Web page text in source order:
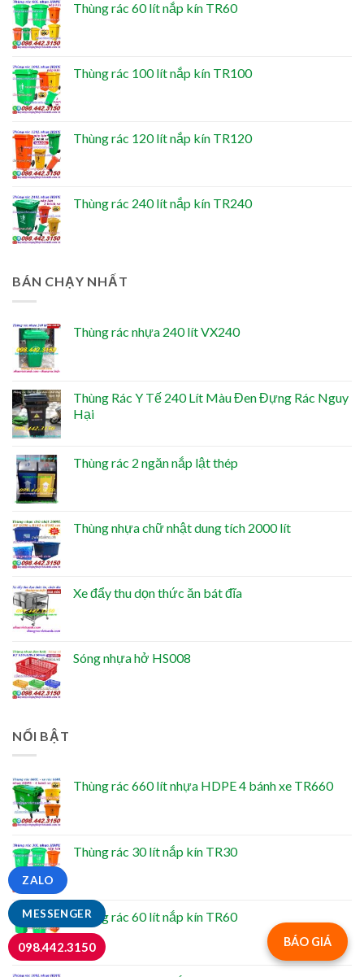
Thùng rác 60 lít nắp kín TR60
Thùng rác 100 lít nắp kín TR100
Thùng rác 120 lít nắp kín TR120
Thùng rác 240 lít nắp kín TR240
BÁN CHẠY NHẤT
Thùng rác nhựa 240 lít VX240
Thùng Rác Y Tế 240 Lít Màu Đen Đựng Rác Nguy
Hại
Thùng rác 2 ngăn nắp lật thép
Thùng nhựa chữ nhật dung tích 2000 lít
Xe đẩy thu dọn thức ăn bát đĩa
Sóng nhựa hở HS008
NỔI BẬT
Thùng rác 660 lít nhựa HDPE 4 bánh xe TR660
Thùng rác 30 lít nắp kín TR30
Thùng rác 60 lít nắp kín TR60
BÁO GIÁ
MESSENGER
ZALO
098.442.3150